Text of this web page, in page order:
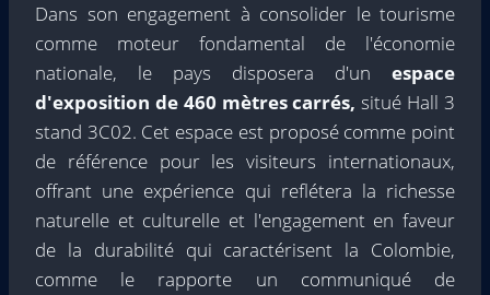
Dans son engagement à consolider le tourisme
comme moteur fondamental de l'économie
nationale, le pays disposera d'un espace
d'exposition de 460 mètres carrés,situé Hall 3
stand 3C02. Cet espace est proposé comme point
de référence pour les visiteurs internationaux,
offrant une expérience qui reflétera la richesse
naturelle et culturelle et l'engagement en faveur
de la durabilité qui caractérisent la Colombie,
comme le rapporte un communiqué de